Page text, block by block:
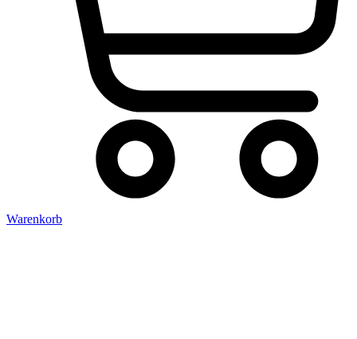
Warenkorb